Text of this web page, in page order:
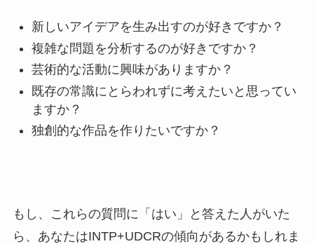
新しいアイデアを生み出すのが好きですか？
複雑な問題を分析するのが好きですか？
芸術的な活動に興味がありますか？
既存の常識にとらわれずに考えたいと思ってい
ますか？
独創的な作品を作りたいですか？
もし、これらの質問に「はい」と答えた人がいた
ら、あなたはINTP+UDCRの傾向があるかもしれま